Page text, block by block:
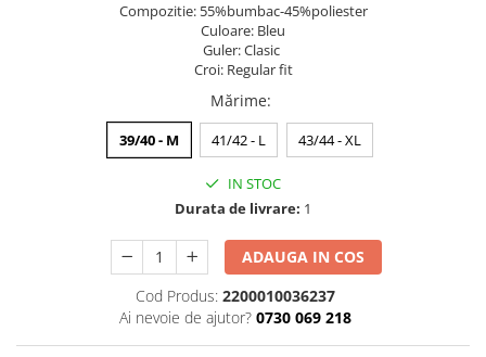
Compozitie: 55%bumbac-45%poliester
Culoare: Bleu
Guler: Clasic
Croi: Regular fit
Mărime:
39/40 - M 41/42 - L 43/44 - XL
IN STOC
Durata de livrare: 1
ADAUGA IN COS
Cod Produs: 2200010036237
Ai nevoie de ajutor? 0730 069 218